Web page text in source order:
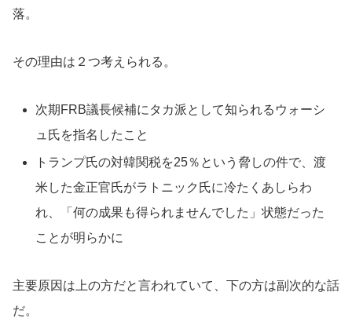
落。
その理由は２つ考えられる。
次期FRB議長候補にタカ派として知られるウォーシ
ュ氏を指名したこと
トランプ氏の対韓関税を25％という脅しの件で、渡
米した金正官氏がラトニック氏に冷たくあしらわ
れ、「何の成果も得られませんでした」状態だった
ことが明らかに
主要原因は上の方だと言われていて、下の方は副次的な話
だ。